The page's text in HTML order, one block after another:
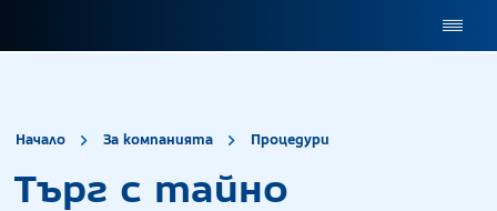
Начало За компанията Процедури
Търг с тайно